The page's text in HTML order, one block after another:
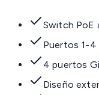
Switch PoE
Puertos 1-
4 puertos
Diseño